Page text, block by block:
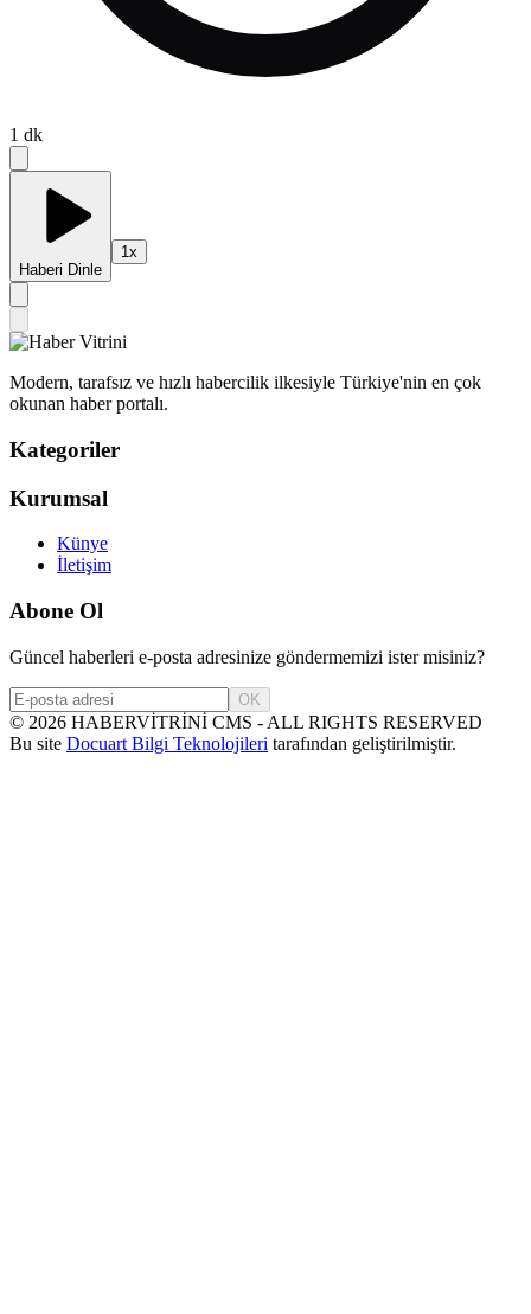
1 dk
Haberi Dinle
1x
Modern, tarafsız ve hızlı habercilik ilkesiyle Türkiye'nin en çok
okunan haber portalı.
Kategoriler
Kurumsal
Künye
İletişim
Abone Ol
Güncel haberleri e-posta adresinize göndermemizi ister misiniz?
OK
© 2026 HABERVİTRİNİ CMS - ALL RIGHTS RESERVED
Bu site Docuart Bilgi Teknolojileri tarafından geliştirilmiştir.